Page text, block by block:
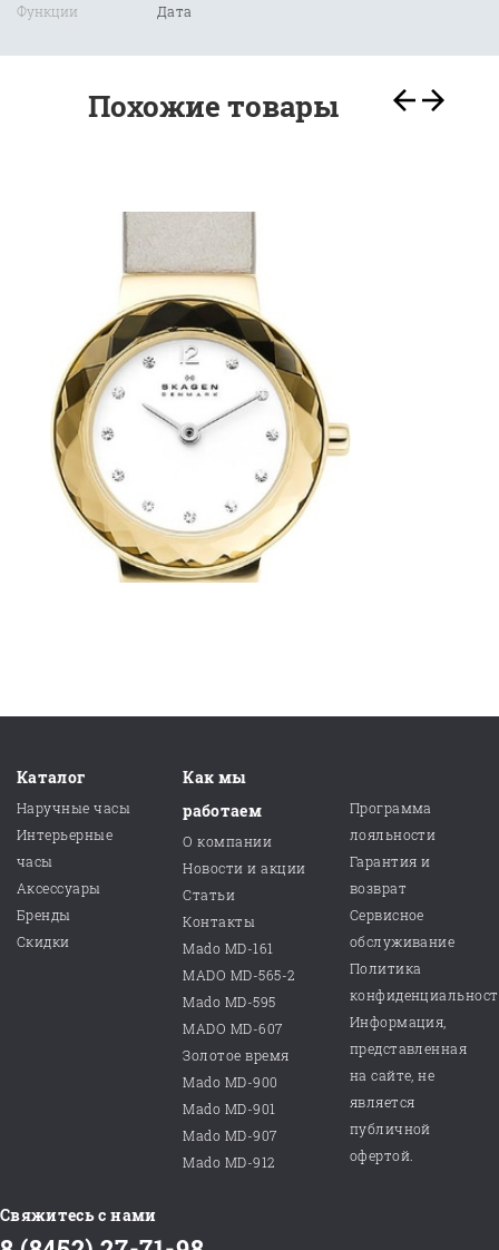
Функции
Дата
Похожие товары
Каталог
Наручные часы
Интерьерные
часы
Аксессуары
Бренды
Скидки
Как мы
работаем
О компании
Новости и акции
Статьи
Контакты
Mado MD-161
MADO MD-565-2
Mado MD-595
MADO MD-607
Золотое время
Mado MD-900
Mado MD-901
Mado MD-907
Mado MD-912
Программа
лояльности
Гарантия и
возврат
Сервисное
обслуживание
Политика
Информация,
представленная
на сайте, не
является
публичной
офертой.
Свяжитесь с нами